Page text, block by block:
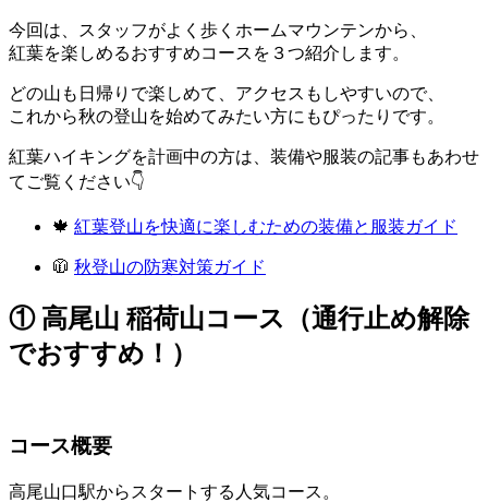
今回は、スタッフがよく歩くホームマウンテンから、
紅葉を楽しめるおすすめコースを３つ紹介します。
どの山も日帰りで楽しめて、アクセスもしやすいので、
これから秋の登山を始めてみたい方にもぴったりです。
紅葉ハイキングを計画中の方は、装備や服装の記事もあわせ
てご覧ください👇
🍁 紅葉登山を快適に楽しむための装備と服装ガイド
🧥 秋登山の防寒対策ガイド
① 高尾山 稲荷山コース（通行止め解除
でおすすめ！）
コース概要
高尾山口駅からスタートする人気コース。